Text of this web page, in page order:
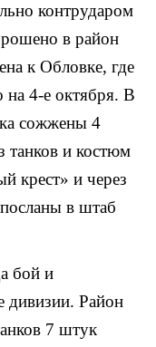
контрударом
в район
к Обловке, где
на 4-е октября. В
сожжены 4
танков и костюм
крест» и через
в штаб
бой и
дивизии. Район
7 штук